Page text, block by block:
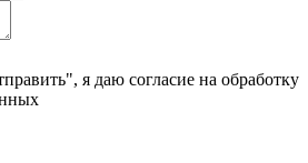
я даю согласие на обработку